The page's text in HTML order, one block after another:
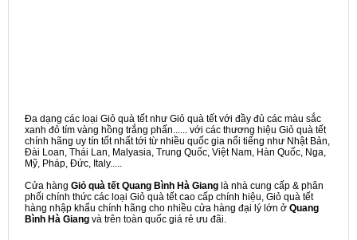
Đa dạng các loại Giỏ quà tết như Giỏ quà tết với đầy đủ các màu sắc
xanh đỏ tím vàng hồng trắng phấn...... với các thương hiệu Giỏ quà tết
chính hãng uy tín tốt nhất tới từ nhiều quốc gia nổi tiếng như Nhật Bản,
Đài Loan, Thái Lan, Malyasia, Trung Quốc, Việt Nam, Hàn Quốc, Nga,
Mỹ, Pháp, Đức, Italy.....
Cửa hàng Giỏ quà tết Quang Bình Hà Giang là nhà cung cấp & phân
phối chính thức các loại Giỏ quà tết cao cấp chính hiệu, Giỏ quà tết
hàng nhập khẩu chính hãng cho nhiều cửa hàng đại lý lớn ở Quang
Bình Hà Giang và trên toàn quốc giá rẻ ưu đãi.